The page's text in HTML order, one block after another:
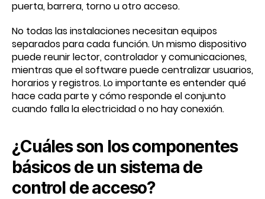
puerta, barrera, torno u otro acceso.
No todas las instalaciones necesitan equipos
separados para cada función. Un mismo dispositivo
puede reunir lector, controlador y comunicaciones,
mientras que el software puede centralizar usuarios,
horarios y registros. Lo importante es entender qué
hace cada parte y cómo responde el conjunto
cuando falla la electricidad o no hay conexión.
¿Cuáles son los componentes
básicos de un sistema de
control de acceso?